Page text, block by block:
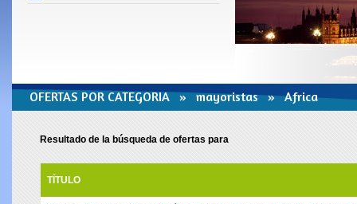
OFERTAS POR CATEGORIA »mayoristas» Africa
Resultado de la búsqueda de ofertas para
TÍTULO